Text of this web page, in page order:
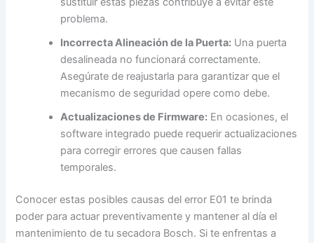
problema.
Incorrecta Alineación de la Puerta: Una puerta
desalineada no funcionará correctamente.
Asegúrate de reajustarla para garantizar que el
mecanismo de seguridad opere como debe.
Actualizaciones de Firmware: En ocasiones, el
software integrado puede requerir actualizaciones
para corregir errores que causen fallas
temporales.
Conocer estas posibles causas del error E01 te brinda
poder para actuar preventivamente y mantener al día el
mantenimiento de tu secadora Bosch. Si te enfrentas a